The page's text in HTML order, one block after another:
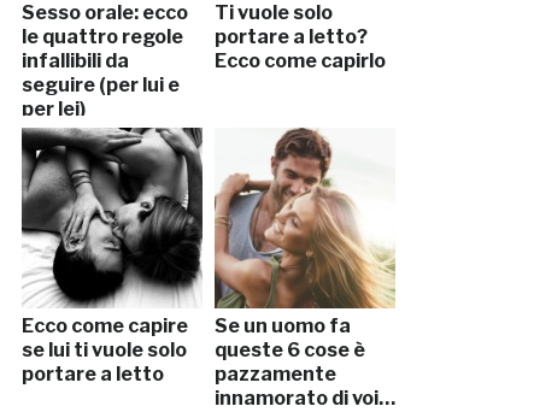
Sesso orale: ecco
le quattro regole
infallibili da
seguire (per lui e
per lei)
Ti vuole solo
portare a letto?
Ecco come capirlo
Ecco come capire
se lui ti vuole solo
portare a letto
Se un uomo fa
queste 6 cose è
pazzamente
innamorato di voi…